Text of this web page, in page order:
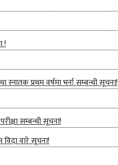
!
स्नातक प्रथम वर्षमा भर्ना सम्बन्धी सूचना!
सम्बन्धी सूचना!
वारे सूचना!